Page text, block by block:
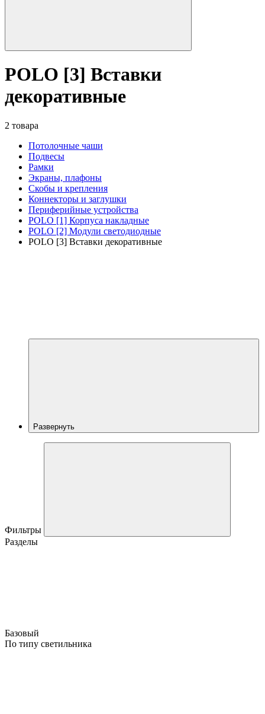
POLO [3] Вставки
декоративные
2 товара
Потолочные чаши
Подвесы
Рамки
Экраны, плафоны
Скобы и крепления
Коннекторы и заглушки
Периферийные устройства
POLO [1] Корпуса накладные
POLO [2] Модули светодиодные
POLO [3] Вставки декоративные
Развернуть
Фильтры
Разделы
Базовый
По типу светильника